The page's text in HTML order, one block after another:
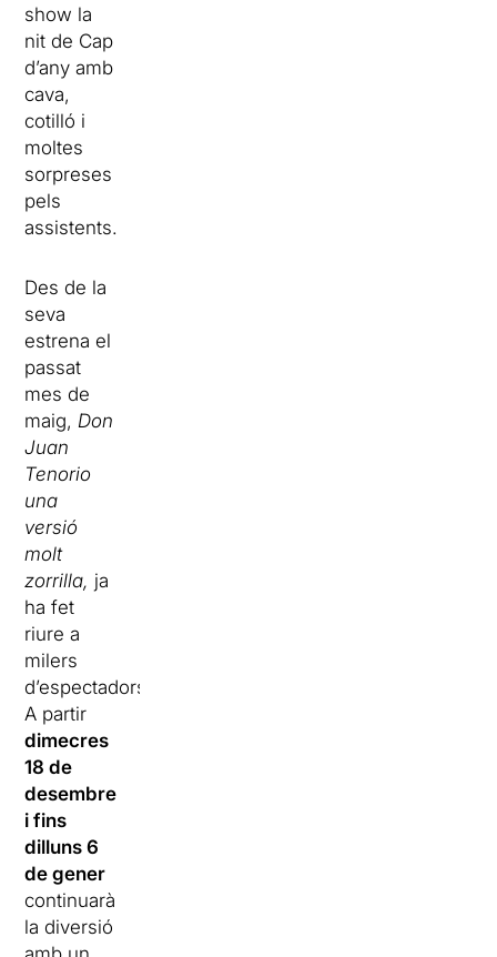
show la
nit de Cap
d’any amb
cava,
cotilló i
moltes
sorpreses
pels
assistents.
Des de la
seva
estrena el
passat
mes de
maig,Don
Juan
Tenorio
una
versió
molt
zorrilla, ja
ha fet
riure a
milers
d’espectadors.
A partir
dimecres
18 de
desembre
i fins
dilluns 6
de gener
continuarà
la diversió